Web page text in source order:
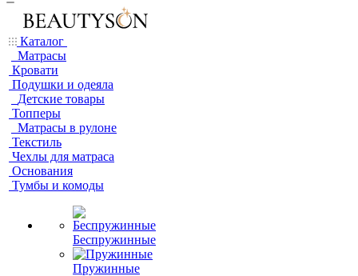
Каталог
Матрасы
Кровати
Подушки и одеяла
Детские товары
Топперы
Матрасы в рулоне
Текстиль
Чехлы для матраса
Основания
Тумбы и комоды
Беспружинные
Пружинные